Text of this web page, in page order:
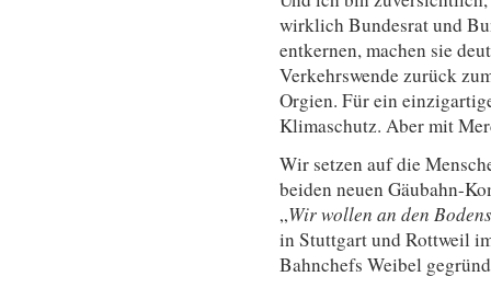
wirklich Bundesrat und
entkernen, machen sie
Verkehrswende zurück
Orgien. Für ein
Klimaschutz. Aber mit
Wir setzen auf die
beiden neuen Gäubahn-
„Wir wollen an den
in Stuttgart und Rottweil
Bahnchefs Weibel